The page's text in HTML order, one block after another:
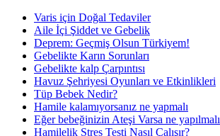
Varis için Doğal Tedaviler
Aile İçi Şiddet ve Gebelik
Deprem: Geçmiş Olsun Türkiyem!
Gebelikte Karın Sorunları
Gebelikte kalp Çarpıntısı
Havuz Şehriyesi Oyunları ve Etkinlikleri
Tüp Bebek Nedir?
Hamile kalamıyorsanız ne yapmalı
Eğer bebeğinizin Ateşi Varsa ne yapılmalı
Hamilelik Stres Testi Nasıl Çalışır?